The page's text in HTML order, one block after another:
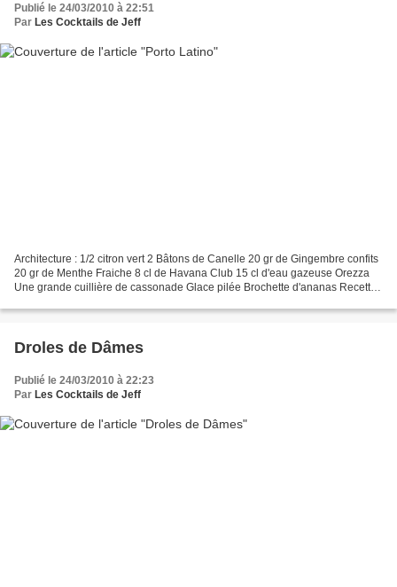
Publié le 24/03/2010 à 22:51
Par Les Cocktails de Jeff
Architecture : 1/2 citron vert 2 Bâtons de Canelle 20 gr de Gingembre confits
20 gr de Menthe Fraiche 8 cl de Havana Club 15 cl d'eau gazeuse Orezza
Une grande cuillière de cassonade Glace pilée Brochette d'ananas Recette :
Droles de Dâmes
Publié le 24/03/2010 à 22:23
Par Les Cocktails de Jeff